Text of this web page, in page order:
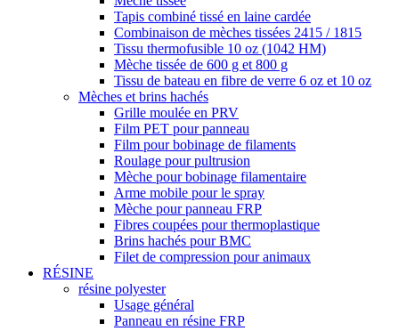
Tapis combiné tissé en laine cardée
Combinaison de mèches tissées 2415 / 1815
Tissu thermofusible 10 oz (1042 HM)
Mèche tissée de 600 g et 800 g
Tissu de bateau en fibre de verre 6 oz et 10 oz
Mèches et brins hachés
Grille moulée en PRV
Film PET pour panneau
Film pour bobinage de filaments
Roulage pour pultrusion
Mèche pour bobinage filamentaire
Arme mobile pour le spray
Mèche pour panneau FRP
Fibres coupées pour thermoplastique
Brins hachés pour BMC
Filet de compression pour animaux
RÉSINE
résine polyester
Usage général
Panneau en résine FRP